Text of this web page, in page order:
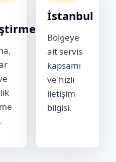
İstanbul
Bölgeye
ait servis
kapsamı
ve hızlı
iletişim
bilgisi.